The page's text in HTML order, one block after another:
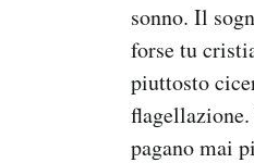
sonno. Il
forse tu
piuttosto
flagellazione.
pagano mai